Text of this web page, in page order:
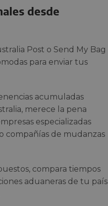
desde
Post o Send My Bag
para enviar tus
acumuladas
merece la pena
especializadas
compañías de mudanzas
compara tiempos
aduaneras de tu país